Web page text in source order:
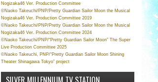
Nogizaka46 Ver. Production Committee
©Naoko Takeuchi/PNP/Pretty Guardian Sailor Moon the Musical
Nogizaka46 Ver. Production Committee 2019
©Naoko Takeuchi/PNP/Pretty Guardian Sailor Moon the Musical
Nogizaka46 Ver. Production Committee 2024
©Naoko Takeuchi/PNP/“Pretty Guardian Sailor Moon” The Super
Live Production Committee 2025
©Naoko Takeuchi, PNP/“Pretty Guardian Sailor Moon Shining
Theater Shinagawa Tokyo” project